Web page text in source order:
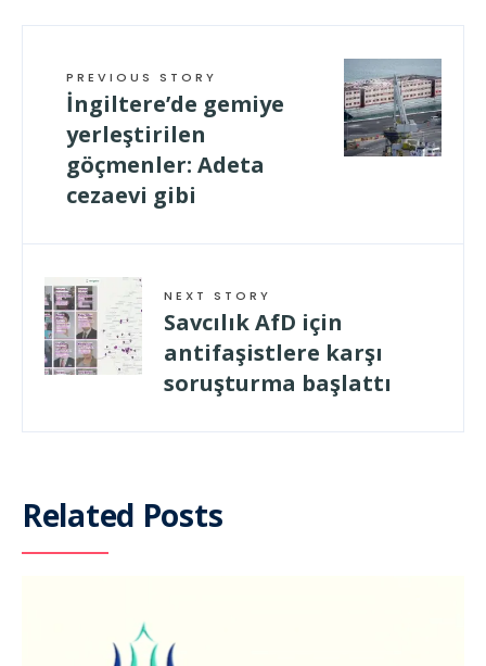
PREVIOUS STORY
İngiltere’de gemiye
yerleştirilen
göçmenler: Adeta
cezaevi gibi
NEXT STORY
Savcılık AfD için
antifaşistlere karşı
soruşturma başlattı
Related Posts